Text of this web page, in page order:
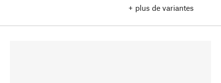
+ plus de variantes